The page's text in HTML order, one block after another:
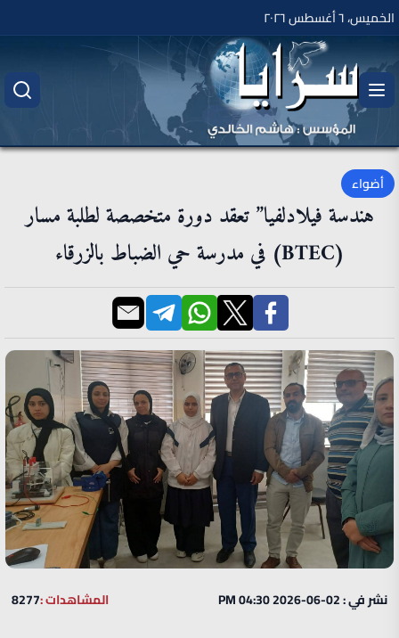
الخميس، ٦ أغسطس ٢٠٢٦
أضواء
هندسة فيلادلفيا” تعقد دورة متخصصة لطلبة مسار
(BTEC) في مدرسة حي الضباط بالزرقاء
نشر في : 02-06-2026 04:30 PM المشاهدات :8277